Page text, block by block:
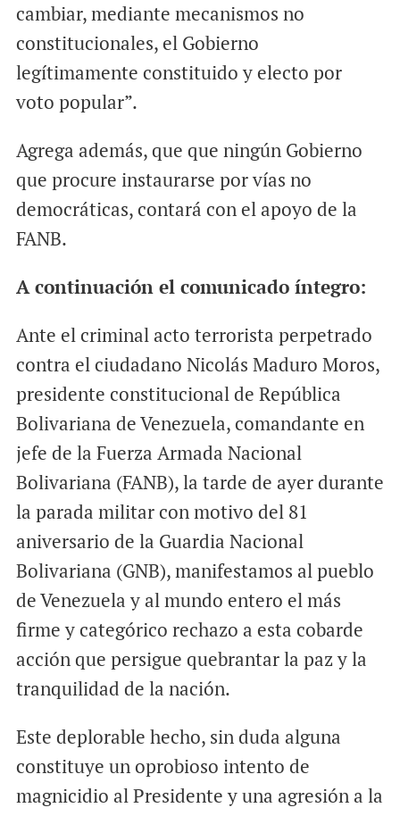
cambiar, mediante mecanismos no
constitucionales, el Gobierno
legítimamente constituido y electo por
voto popular”.
Agrega además, que que ningún Gobierno
que procure instaurarse por vías no
democráticas, contará con el apoyo de la
FANB.
A continuación el comunicado íntegro:
Ante el criminal acto terrorista perpetrado
contra el ciudadano Nicolás Maduro Moros,
presidente constitucional de República
Bolivariana de Venezuela, comandante en
jefe de la Fuerza Armada Nacional
Bolivariana (FANB), la tarde de ayer durante
la parada militar con motivo del 81
aniversario de la Guardia Nacional
Bolivariana (GNB), manifestamos al pueblo
de Venezuela y al mundo entero el más
firme y categórico rechazo a esta cobarde
acción que persigue quebrantar la paz y la
tranquilidad de la nación.
Este deplorable hecho, sin duda alguna
constituye un oprobioso intento de
magnicidio al Presidente y una agresión a la